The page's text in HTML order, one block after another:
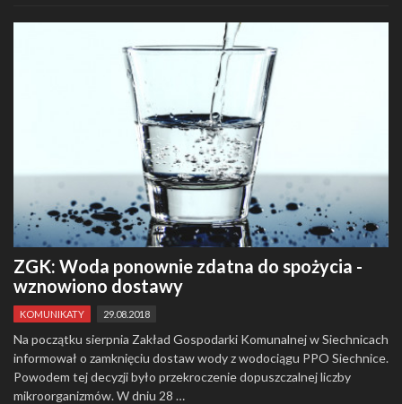
ZGK: Woda ponownie zdatna do spożycia -
wznowiono dostawy
KOMUNIKATY 29.08.2018
Na początku sierpnia Zakład Gospodarki Komunalnej w Siechnicach
informował o zamknięciu dostaw wody z wodociągu PPO Siechnice.
Powodem tej decyzji było przekroczenie dopuszczalnej liczby
mikroorganizmów. W dniu 28 …